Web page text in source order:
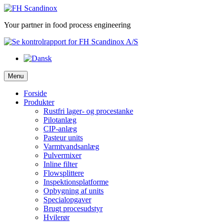
Skip
content
Your partner in food process engineering
Menu
Forside
Produkter
Rustfri lager- og procestanke
Pilotanlæg
CIP-anlæg
Pasteur units
Varmtvandsanlæg
Pulvermixer
Inline filter
Flowsplittere
Inspektionsplatforme
Opbygning af units
Specialopgaver
Brugt procesudstyr
Hvilerør